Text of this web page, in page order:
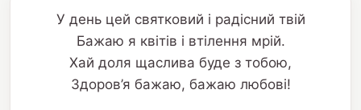
У день цей святковий і радісний твій
Бажаю я квітів і втілення мрій.
Хай доля щаслива буде з тобою,
Здоров’я бажаю, бажаю любові!